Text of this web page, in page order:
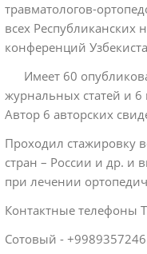
травматологов-
всех Республиканских
конференций
Имеет 60
журнальных статей и
Автор 6 авторских
Проходил стажировку
стран – России и др. и
при лечении
Контактные телефоны
Сотовый -